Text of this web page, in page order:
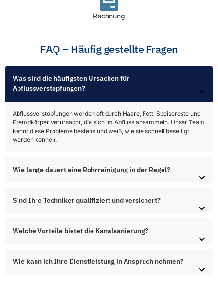
Rechnung
FAQ – Häufig gestellte Fragen
Was sind die häufigsten Ursachen für
Abflussverstopfungen?​
Abflussverstopfungen werden oft durch Haare, Fett, Speisereste und
Fremdkörper verursacht, die sich im Abfluss ansammeln. Unser Team
kennt diese Probleme bestens und weiß, wie sie schnell beseitigt
werden können.
Wie lange dauert eine Rohrreinigung in der Regel?
Sind Ihre Techniker qualifiziert und versichert?
Welche Vorteile bietet die Kanalsanierung?
Wie kann ich Ihre Dienstleistung in Anspruch nehmen?